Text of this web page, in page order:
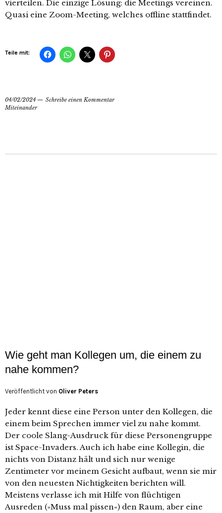
vierteilen. Die einzige Lösung: die Meetings vereinen.
Quasi eine Zoom-Meeting, welches offline stattfindet.
Teile mit:
04/02/2024
Schreibe einen Kommentar
Miteinander
Wie geht man Kollegen um, die einem zu
nahe kommen?
Veröffentlicht von Oliver Peters
Jeder kennt diese eine Person unter den Kollegen, die
einem beim Sprechen immer viel zu nahe kommt.
Der coole Slang-Ausdruck für diese Personengruppe
ist Space-Invaders. Auch ich habe eine Kollegin, die
nichts von Distanz hält und sich nur wenige
Zentimeter vor meinem Gesicht aufbaut, wenn sie mir
von den neuesten Nichtigkeiten berichten will.
Meistens verlasse ich mit Hilfe von flüchtigen
Ausreden (»Muss mal pissen«) den Raum, aber eine